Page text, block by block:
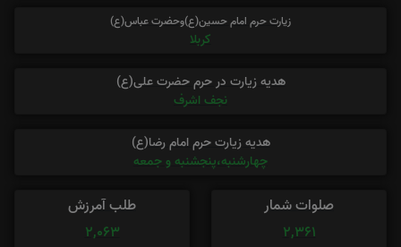
زیارت حرم امام حسین(ع)وحضرت عباس(ع)
کربلا
هدیه زیارت در حرم حضرت علی(ع)
نجف اشرف
هدیه زیارت حرم امام رضا(ع)
چهارشنبه،پنجشنبه و جمعه
صلوات شمار
2,361
طلب آمرزش
2,063